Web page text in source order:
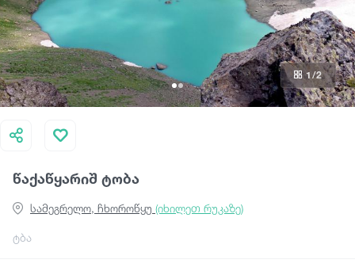
ტურები
მარშრუტები
სასტუმროები
კვება და ღვინო
წაქაწყარიშ ტობა
ტბა
სამეგრელო, ჩხოროწყუ (იხილეთ რუკაზე)
1/2